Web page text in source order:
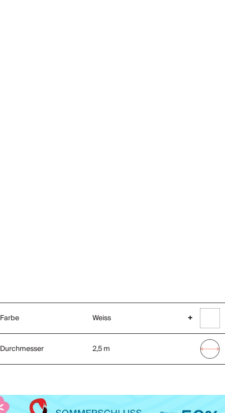
Farbe Weiss +
Durchmesser 2,5 m